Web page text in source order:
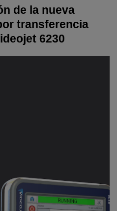
de la nueva
transferencia
6230